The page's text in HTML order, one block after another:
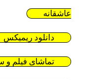
عاشقانه
دانلود ریمیکس
تماشای فیلم و